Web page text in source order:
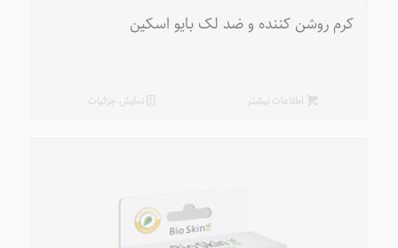
کرم روشن کننده و ضد لک بایو اسکین
اطلاعات بیشتر نمایش جزئیات